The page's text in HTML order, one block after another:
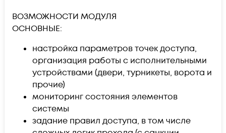
ВОЗМОЖНОСТИ МОДУЛЯ
ОСНОВНЫЕ:
настройка параметров точек доступа,
организация работы с исполнительными
устройствами (двери, турникеты, ворота и
прочие)
мониторинг состояния элементов
системы
задание правил доступа, в том числе